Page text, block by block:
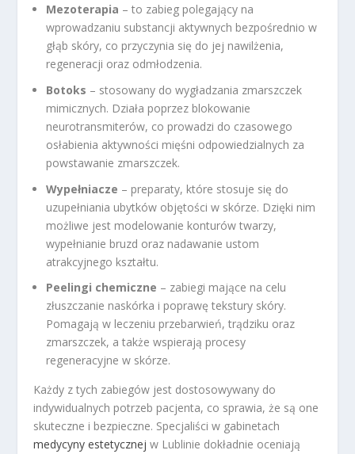
Mezoterapia – to zabieg polegający na
wprowadzaniu substancji aktywnych bezpośrednio w
głąb skóry, co przyczynia się do jej nawilżenia,
regeneracji oraz odmłodzenia.
Botoks – stosowany do wygładzania zmarszczek
mimicznych. Działa poprzez blokowanie
neurotransmiterów, co prowadzi do czasowego
osłabienia aktywności mięśni odpowiedzialnych za
powstawanie zmarszczek.
Wypełniacze – preparaty, które stosuje się do
uzupełniania ubytków objętości w skórze. Dzięki nim
możliwe jest modelowanie konturów twarzy,
wypełnianie bruzd oraz nadawanie ustom
atrakcyjnego kształtu.
Peelingi chemiczne – zabiegi mające na celu
złuszczanie naskórka i poprawę tekstury skóry.
Pomagają w leczeniu przebarwień, trądziku oraz
zmarszczek, a także wspierają procesy
regeneracyjne w skórze.
Każdy z tych zabiegów jest dostosowywany do
indywidualnych potrzeb pacjenta, co sprawia, że są one
skuteczne i bezpieczne. Specjaliści w gabinetach
medycyny estetycznej w Lublinie dokładnie oceniają